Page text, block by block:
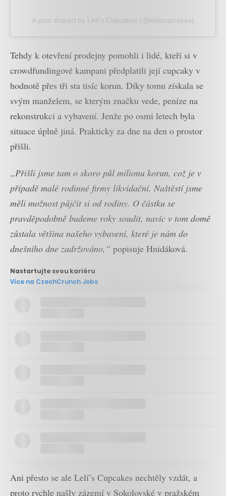
A post shared by Lelí’s Cupcakes (@leliscupcakes)
Tehdy k otevření prodejny pomohli i lidé, kteří si v
crowdfundingové kampani předplatili její cupcaky v
hodnotě přes tři sta tisíc korun. Díky tomu získala se
svým manželem, se kterým značku vede, peníze na
rekonstrukci a vybavení. Jenže po osmi letech byla
situace úplně jiná. Prakticky za dne na den o prostor
přišli.
„Přišli jsme tam o skoro půl milionu korun, což je v
případě malé rodinné firmy likvidační. Naštěstí jsme
měli možnost půjčit si od rodiny. O částku se
pravděpodobně budeme roky soudit, navíc v tom domě
zůstala většina našeho vybavení, které je nám do
dnešního dne zadržováno,“ popisuje Hnidáková.
Nastartujte svou kariéru
Více na CzechCrunch Jobs
Ani přesto se ale Lelí’s Cupcakes nechtěly vzdát, a
proto rychle našly zázemí v Sokolovské v pražském